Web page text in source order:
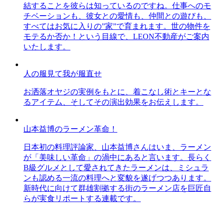
結することを彼らは知っているのですね。仕事へのモ
チベーションも、彼女との愛情も、仲間との遊びも、
すべてはお気に入りの”家”で育まれます。世の物件を
モテるか否か！という目線で、LEON不動産がご案内
いたします。
人の服見て我が服直せ
お洒落オヤジの実例をもとに、着こなし術とキーとな
るアイテム、そしてその演出効果をお伝えします。
山本益博のラーメン革命！
日本初の料理評論家、山本益博さんはいま、ラーメン
が「美味しい革命」の渦中にあると言います。長らく
B級グルメとして愛されてきたラーメンは、ミシュラ
ンも認める一流の料理へと変貌を遂げつつあります。
新時代に向けて群雄割拠する街のラーメン店を巨匠自
らが実食リポートする連載です。